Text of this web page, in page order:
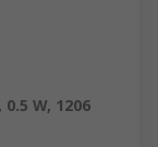
W, 1206